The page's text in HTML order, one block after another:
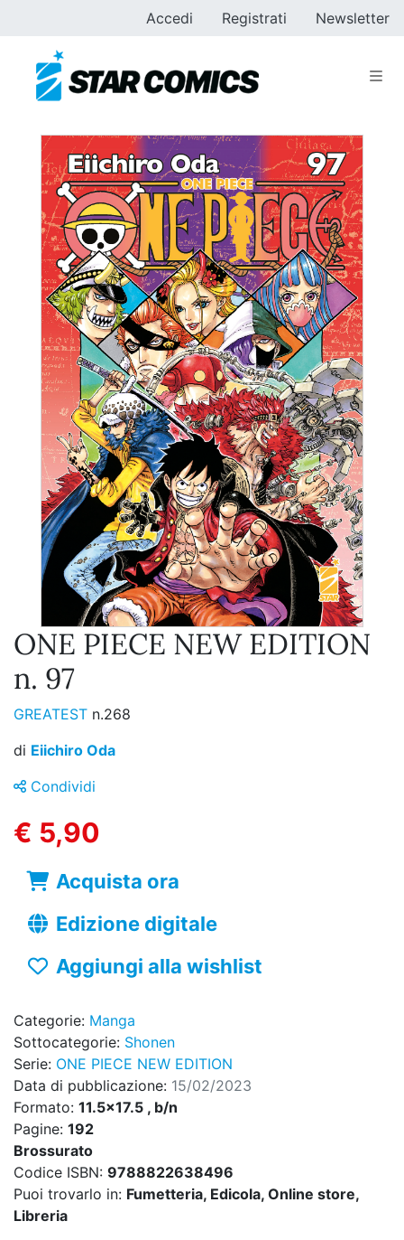
Accedi Registrati Newsletter
ONE PIECE NEW EDITION
n. 97
GREATEST n.268
di Eiichiro Oda
Condividi
€ 5,90
Acquista ora
Edizione digitale
Aggiungi alla wishlist
Categorie: Manga
Sottocategorie: Shonen
Serie: ONE PIECE NEW EDITION
Data di pubblicazione: 15/02/2023
Formato: 11.5x17.5 , b/n
Pagine: 192
Brossurato
Codice ISBN: 9788822638496
Puoi trovarlo in: Fumetteria, Edicola, Online store,
Libreria